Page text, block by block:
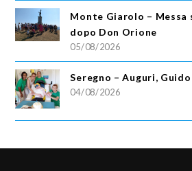
Monte Giarolo – Messa
dopo Don Orione
05/08/2026
Seregno – Auguri,
04/08/2026